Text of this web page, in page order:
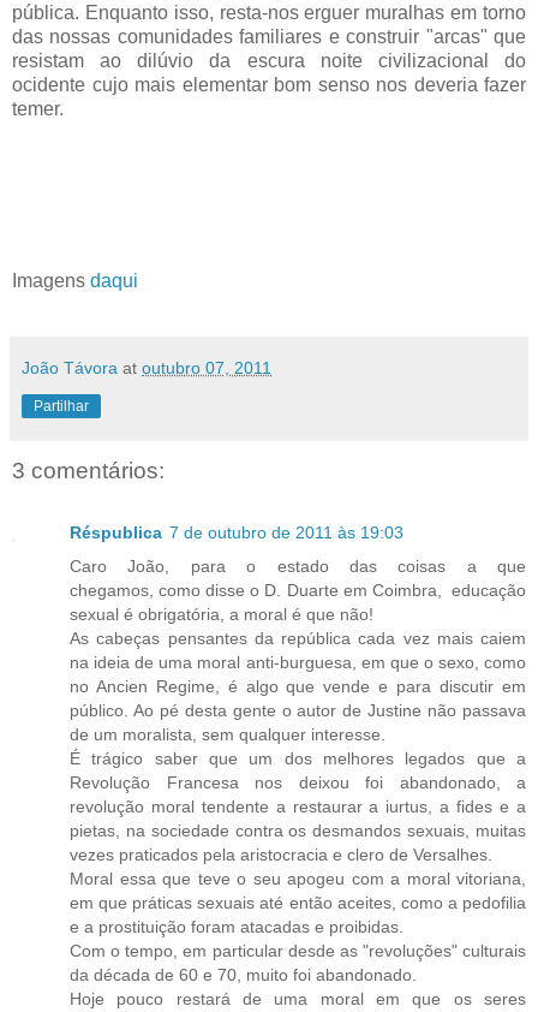
pública. Enquanto isso, resta-nos erguer muralhas em torno
das nossas comunidades familiares e construir "arcas" que
resistam ao dilúvio da escura noite civilizacional do
ocidente cujo mais elementar bom senso nos deveria fazer
temer.
Imagens daqui
João Távora at outubro 07, 2011
Partilhar
3 comentários:
Réspublica 7 de outubro de 2011 às 19:03
Caro João, para o estado das coisas a que
chegamos, como disse o D. Duarte em Coimbra, educação
sexual é obrigatória, a moral é que não!
As cabeças pensantes da república cada vez mais caiem
na ideia de uma moral anti-burguesa, em que o sexo, como
no Ancien Regime, é algo que vende e para discutir em
público. Ao pé desta gente o autor de Justine não passava
de um moralista, sem qualquer interesse.
É trágico saber que um dos melhores legados que a
Revolução Francesa nos deixou foi abandonado, a
revolução moral tendente a restaurar a iurtus, a fides e a
pietas, na sociedade contra os desmandos sexuais, muitas
vezes praticados pela aristocracia e clero de Versalhes.
Moral essa que teve o seu apogeu com a moral vitoriana,
em que práticas sexuais até então aceites, como a pedofilia
e a prostituição foram atacadas e proibidas.
Com o tempo, em particular desde as "revoluções" culturais
da década de 60 e 70, muito foi abandonado.
Hoje pouco restará de uma moral em que os seres